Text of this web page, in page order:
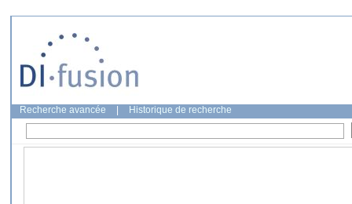
Recherche avancée Historique de recherche